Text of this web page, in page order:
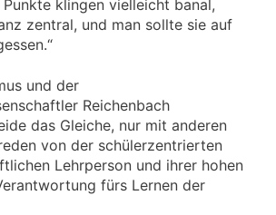
Punkte klingen vielleicht banal,
zentral, und man sollte sie auf
und der
Reichenbach
das Gleiche, nur mit anderen
von der schülerzentrierten
Lehrperson und ihrer hohen
fürs Lernen der